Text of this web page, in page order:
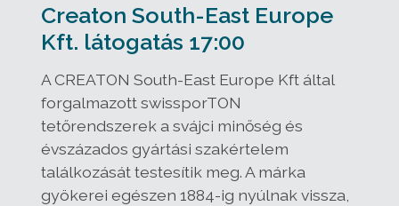
Creaton South-East Europe
Kft. látogatás 17:00
A CREATON South-East Europe Kft által
forgalmazott swissporTON
tetőrendszerek a svájci minőség és
évszázados gyártási szakértelem
találkozását testesítik meg. A márka
gyökerei egészen 1884-ig nyúlnak vissza,